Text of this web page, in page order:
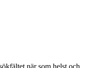
när som helst och